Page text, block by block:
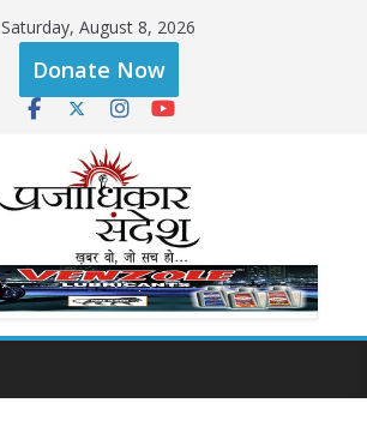
Saturday, August 8, 2026
Donate Now